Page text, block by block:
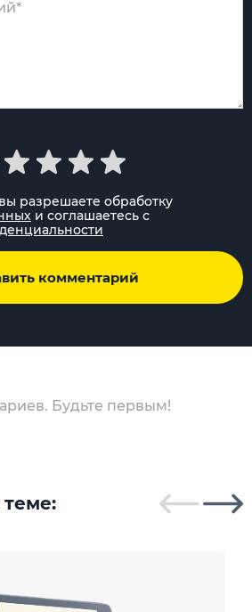
разрешаете обработку
и соглашаетесь с
комментарий
Будьте первым!